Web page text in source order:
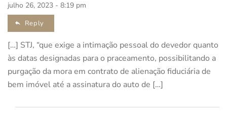
julho 26, 2023 - 8:19 pm
Reply
[…] STJ, “que exige a intimação pessoal do devedor quanto
às datas designadas para o praceamento, possibilitando a
purgação da mora em contrato de alienação fiduciária de
bem imóvel até a assinatura do auto de […]